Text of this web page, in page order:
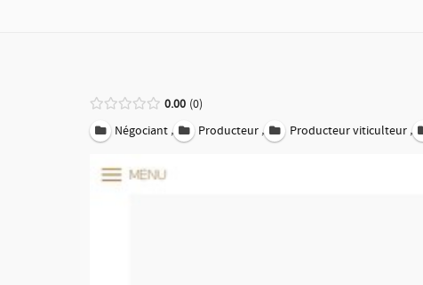
0.00 0
Négociant , Producteur , Producteur viticulteur,